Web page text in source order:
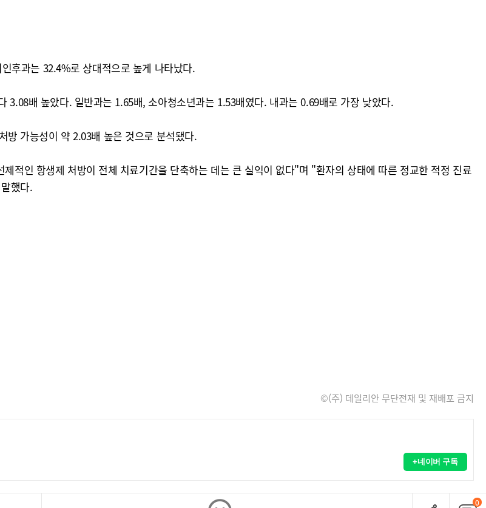
후과는 32.4%로 상대적으로 높게 나타났다.
배 높았다. 일반과는 1.65배, 소아청소년과는 1.53배였다. 내과는 0.69배로 가장 낮았다.
방 가능성이 약 2.03배 높은 것으로 분석됐다.
적인 항생제 처방이 전체 치료기간을 단축하는 데는 큰 실익이 없다"며 "환자의 상태에 따른 정교한 적정 진료
했다.
©(주) 데일리안 무단전재 및 재배포 금지
+네이버 구독
0